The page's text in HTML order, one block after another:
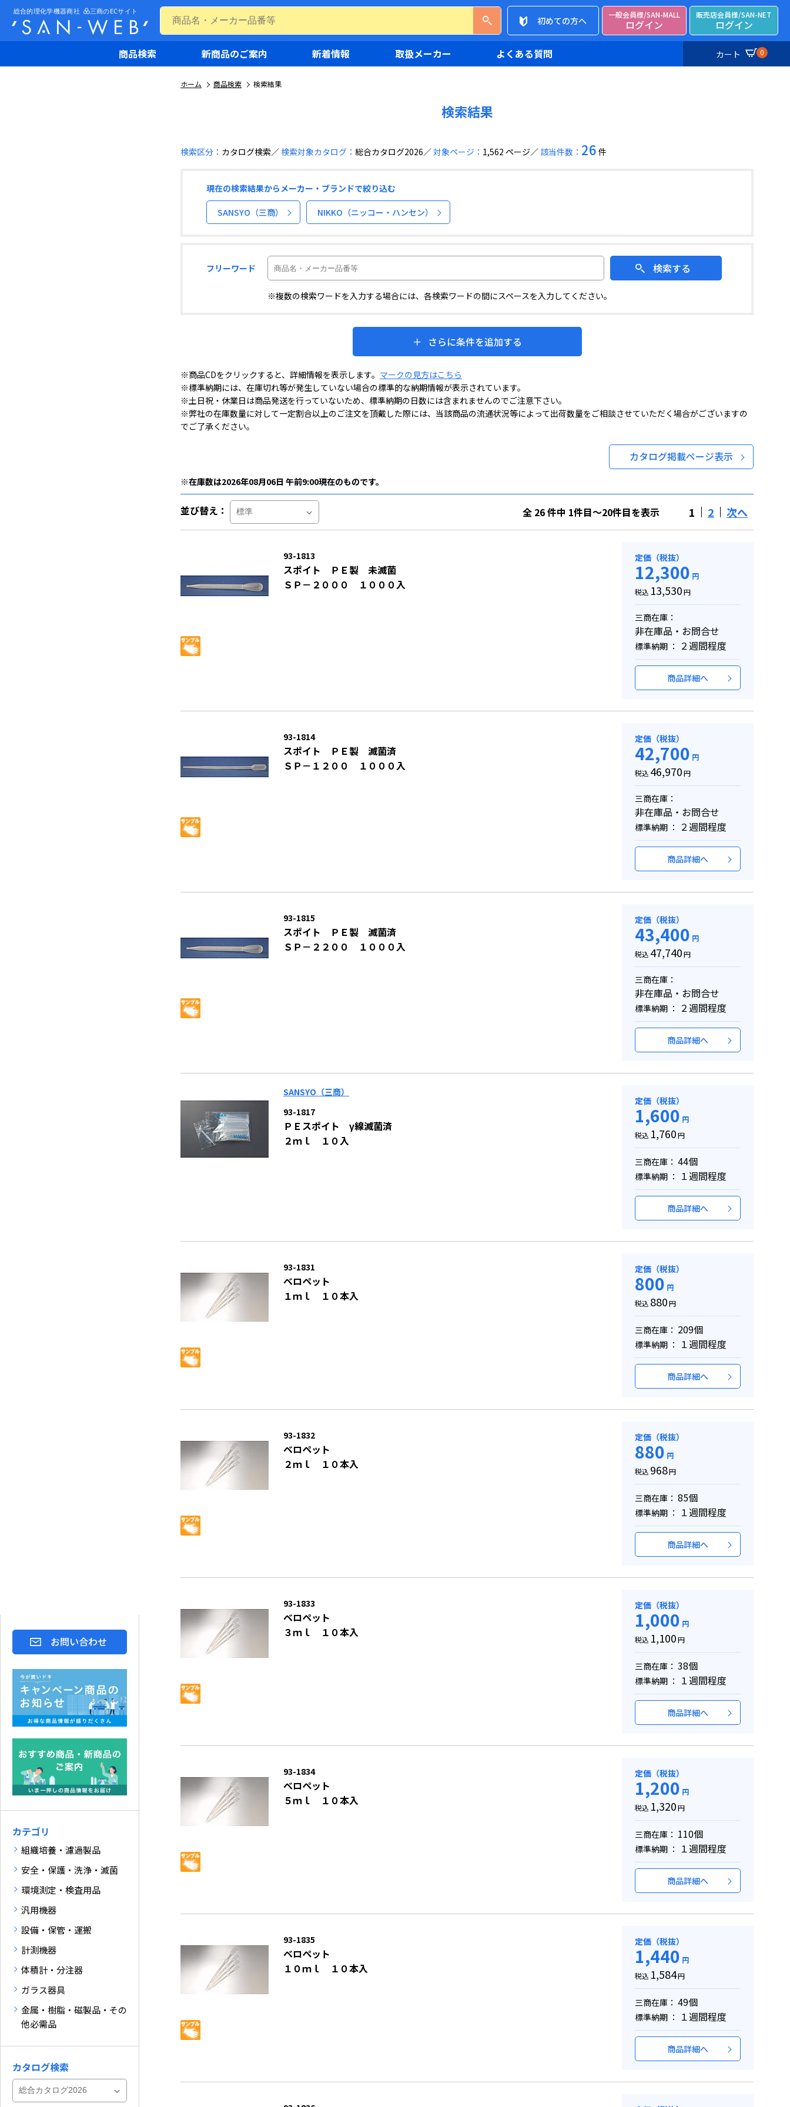
初めての方へ
一般会員様/SAN-MALL
ログイン
販売店会員様/SAN-NET
ログイン
カート 0
商品検索 新商品のご案内 新着情報 取扱メーカー よくある質問
ホーム 商品検索 検索結果
検索結果
検索区分： カタログ検索 検索対象カタログ： 総合カタログ2026 対象ページ： 1,562 ページ 該当件数： 26 件
現在の検索結果からメーカー・ブランドで絞り込む
SANSYO（三商） NIKKO（ニッコー・ハンセン）
フリーワード 検索する
※複数の検索ワードを入力する場合には、各検索ワードの間にスペースを入力してください。
さらに条件を追加する
※商品CDをクリックすると、詳細情報を表示します。 マークの見方はこちら
※標準納期には、在庫切れ等が発生していない場合の標準的な納期情報が表示されています。
※土日祝・休業日は商品発送を行っていないため、標準納期の日数には含まれませんのでご注意下さい。
※弊社の在庫数量に対して一定割合以上のご注文を頂戴した際には、当該商品の流通状況等によって出荷数量をご相談させていただく場合がございますの
でご了承ください。
カタログ掲載ページ表示
※在庫数は2026年08月06日 午前9:00現在のものです。
並び替え： 全 26 件中 1件目～20件目を表示 1 2 次へ
93-1813
スポイト ＰＥ製 未滅菌
ＳＰ－２０００ １０００入
定価（税抜）
12,300 円
税込 13,530円
三商在庫：
非在庫品・お問合せ
標準納期 ： ２週間程度
商品詳細へ
93-1814
スポイト ＰＥ製 滅菌済
ＳＰ－１２００ １０００入
定価（税抜）
42,700 円
税込 46,970円
三商在庫：
非在庫品・お問合せ
標準納期 ： ２週間程度
商品詳細へ
93-1815
スポイト ＰＥ製 滅菌済
ＳＰ－２２００ １０００入
定価（税抜）
43,400 円
税込 47,740円
三商在庫：
非在庫品・お問合せ
標準納期 ： ２週間程度
商品詳細へ
SANSYO（三商）
93-1817
ＰＥスポイト γ線滅菌済
２ｍｌ １０入
定価（税抜）
1,600 円
税込 1,760円
三商在庫： 44個
標準納期 ： １週間程度
商品詳細へ
93-1831
ベロペット
１ｍｌ １０本入
定価（税抜）
800 円
税込 880円
三商在庫： 209個
標準納期 ： １週間程度
商品詳細へ
93-1832
ベロペット
２ｍｌ １０本入
定価（税抜）
880 円
税込 968円
三商在庫： 85個
標準納期 ： １週間程度
商品詳細へ
93-1833
ベロペット
３ｍｌ １０本入
定価（税抜）
1,000 円
税込 1,100円
三商在庫： 38個
標準納期 ： １週間程度
商品詳細へ
93-1834
ベロペット
５ｍｌ １０本入
定価（税抜）
1,200 円
税込 1,320円
三商在庫： 110個
標準納期 ： １週間程度
商品詳細へ
93-1835
ベロペット
１０ｍｌ １０本入
定価（税抜）
1,440 円
税込 1,584円
三商在庫： 49個
標準納期 ： １週間程度
商品詳細へ
お問い合わせ
カテゴリ
組織培養・濾過製品
安全・保護・洗浄・滅菌
環境測定・検査用品
汎用機器
設備・保管・運搬
計測機器
体積計・分注器
ガラス器具
金属・樹脂・磁製品・その
他必需品
カタログ検索